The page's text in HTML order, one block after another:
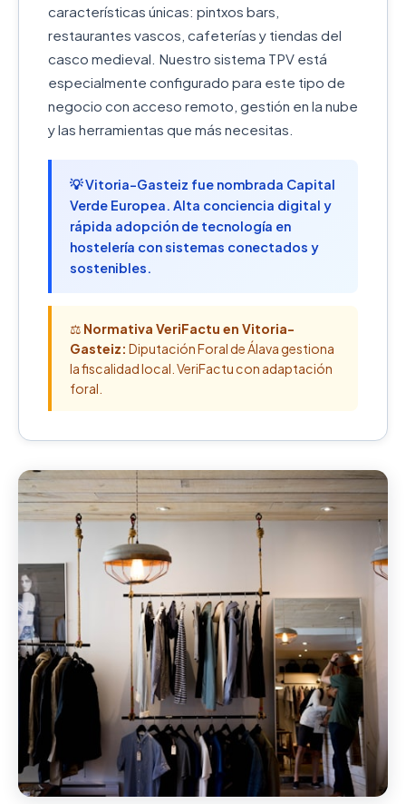
características únicas: pintxos bars,
restaurantes vascos, cafeterías y tiendas del
casco medieval. Nuestro sistema TPV está
especialmente configurado para este tipo de
negocio con acceso remoto, gestión en la nube
y las herramientas que más necesitas.
💡 Vitoria-Gasteiz fue nombrada Capital
Verde Europea. Alta conciencia digital y
rápida adopción de tecnología en
hostelería con sistemas conectados y
sostenibles.
⚖️ Normativa VeriFactu en Vitoria-
Gasteiz: Diputación Foral de Álava gestiona
la fiscalidad local. VeriFactu con adaptación
foral.